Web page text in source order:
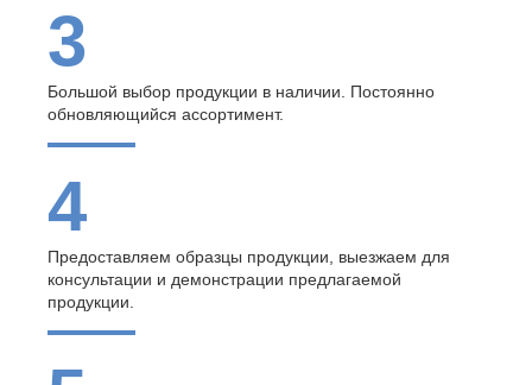
3
Большой выбор продукции в наличии. Постоянно
обновляющийся ассортимент.
4
Предоставляем образцы продукции, выезжаем для
консультации и демонстрации предлагаемой
продукции.